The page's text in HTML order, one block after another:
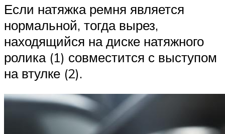
Если натяжка ремня является
нормальной, тогда вырез,
находящийся на диске натяжного
ролика (1) совместится с выступом
на втулке (2).